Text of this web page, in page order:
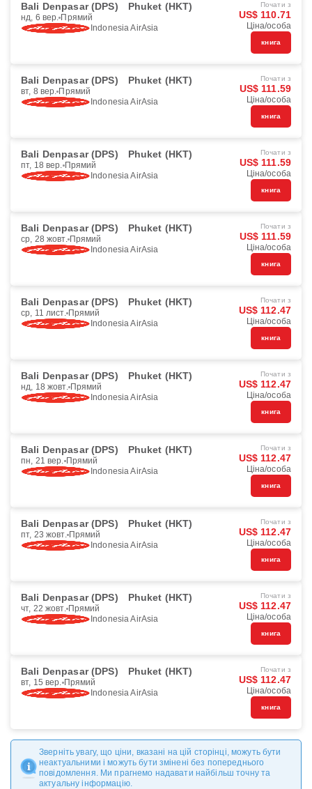
Bali Denpasar (DPS) Phuket (HKT)
нд, 6 вер. Прямий
Indonesia AirAsia
Почати з
US$ 110.71
Ціна/особа
книга
Bali Denpasar (DPS) Phuket (HKT)
вт, 8 вер. Прямий
Indonesia AirAsia
Почати з
US$ 111.59
Ціна/особа
книга
Bali Denpasar (DPS) Phuket (HKT)
пт, 18 вер. Прямий
Indonesia AirAsia
Почати з
US$ 111.59
Ціна/особа
книга
Bali Denpasar (DPS) Phuket (HKT)
ср, 28 жовт. Прямий
Indonesia AirAsia
Почати з
US$ 111.59
Ціна/особа
книга
Bali Denpasar (DPS) Phuket (HKT)
ср, 11 лист. Прямий
Indonesia AirAsia
Почати з
US$ 112.47
Ціна/особа
книга
Bali Denpasar (DPS) Phuket (HKT)
нд, 18 жовт. Прямий
Indonesia AirAsia
Почати з
US$ 112.47
Ціна/особа
книга
Bali Denpasar (DPS) Phuket (HKT)
пн, 21 вер. Прямий
Indonesia AirAsia
Почати з
US$ 112.47
Ціна/особа
книга
Bali Denpasar (DPS) Phuket (HKT)
пт, 23 жовт. Прямий
Indonesia AirAsia
Почати з
US$ 112.47
Ціна/особа
книга
Bali Denpasar (DPS) Phuket (HKT)
чт, 22 жовт. Прямий
Indonesia AirAsia
Почати з
US$ 112.47
Ціна/особа
книга
Bali Denpasar (DPS) Phuket (HKT)
вт, 15 вер. Прямий
Indonesia AirAsia
Почати з
US$ 112.47
Ціна/особа
книга
Зверніть увагу, що ціни, вказані на цій сторінці, можуть бути
неактуальними і можуть бути змінені без попереднього
повідомлення. Ми прагнемо надавати найбільш точну та
актуальну інформацію.